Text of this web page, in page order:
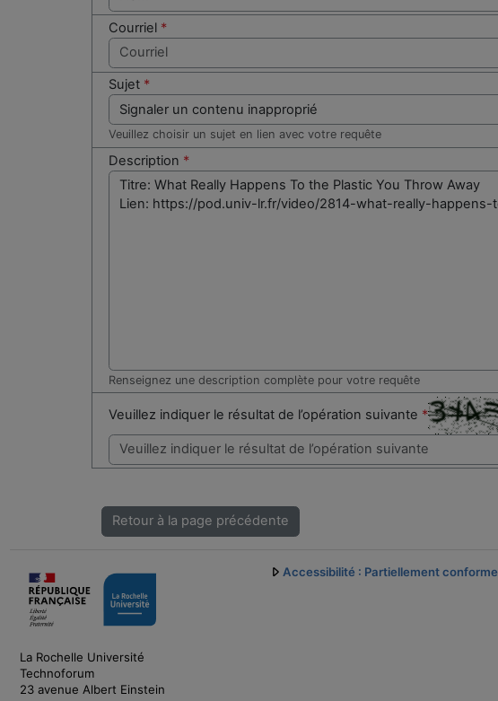
Courriel *
Sujet *
Veuillez choisir un sujet en lien avec votre requête
Description *
Renseignez une description complète pour votre requête
Veuillez indiquer le résultat de l’opération suivante *
Retour à la page précédente
La Rochelle Université
Technoforum
23 avenue Albert Einstein
Accessibilité : Partiellement conforme